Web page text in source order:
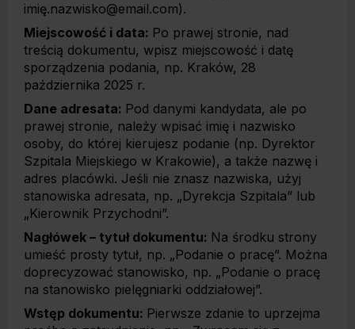
imię.nazwisko@email.com).
Miejscowość i data: Po prawej stronie, nad
treścią dokumentu, wpisz miejscowość i datę
sporządzenia podania, np. Kraków, 28
października 2025 r.
Dane adresata: Pod danymi kandydata, ale po
prawej stronie, należy wpisać imię i nazwisko
osoby, do której kierujesz podanie (np. Dyrektor
Szpitala Miejskiego w Krakowie), a także nazwę i
adres placówki. Jeśli nie znasz nazwiska, użyj
stanowiska adresata, np. „Dyrekcja Szpitala” lub
„Kierownik Przychodni”.
Nagłówek – tytuł dokumentu: Na środku strony
umieść prosty tytuł, np. „Podanie o pracę”. Można
doprecyzować stanowisko, np. „Podanie o pracę
na stanowisko pielęgniarki oddziałowej”.
Wstęp dokumentu: Pierwsze zdanie to uprzejma